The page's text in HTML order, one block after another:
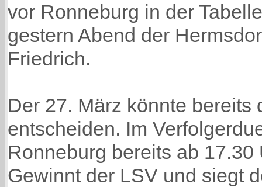
vor Ronneburg in der
gestern Abend der
Friedrich.
Der 27. März könnte bereits
entscheiden. Im
Ronneburg bereits ab
Gewinnt der LSV und siegt